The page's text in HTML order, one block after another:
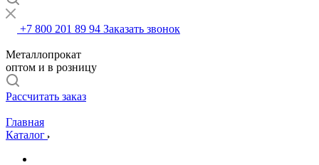
+7 800 201 89 94 Заказать звонок
Металлопрокат
оптом и в розницу
Рассчитать заказ
Главная
Каталог